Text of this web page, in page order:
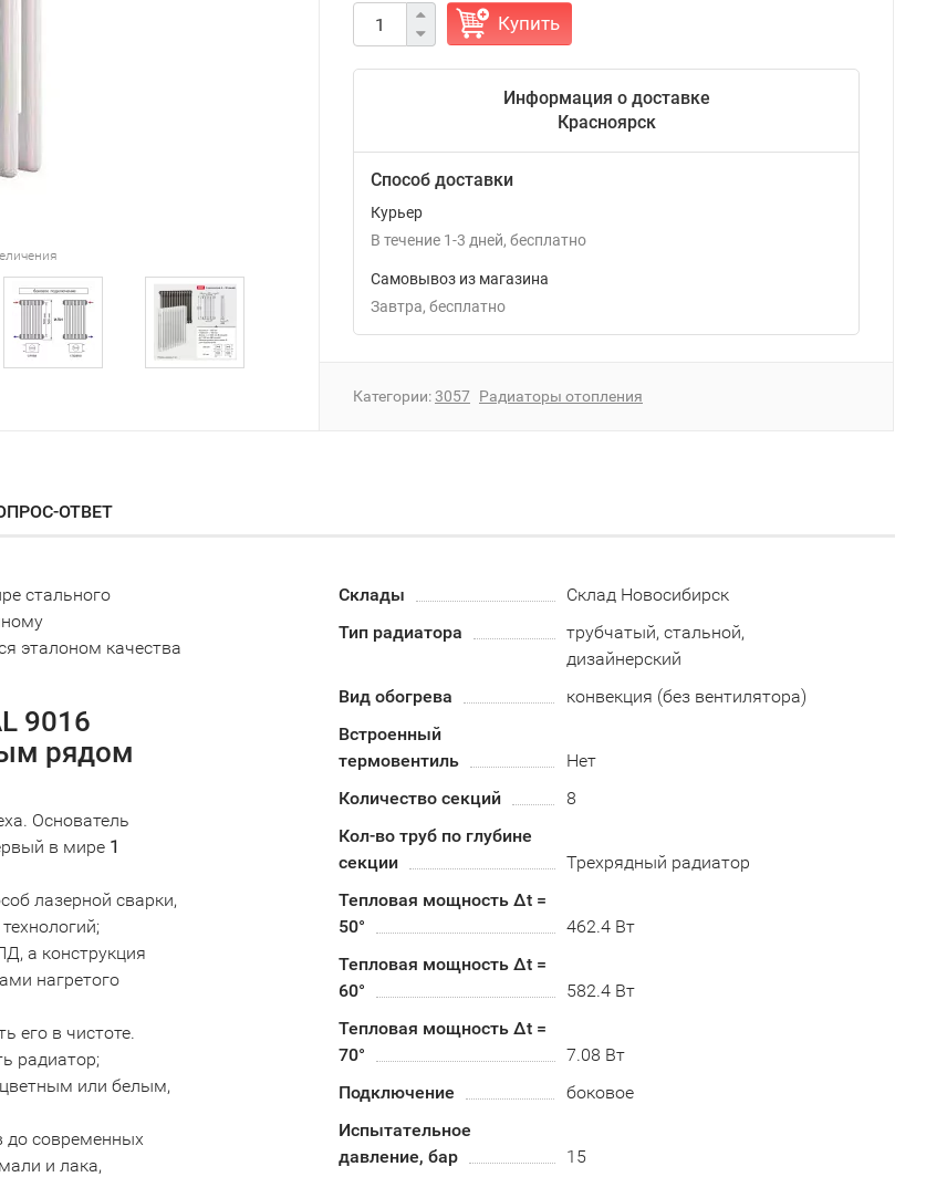
Купить
Информация о доставке
Красноярск
Способ доставки
Курьер
В течение 1-3 дней Бесплатно
Самовывоз из магазина
Завтра
Бесплатно
Категории:3057 Радиаторы отопления
ОТВЕТ
стального
эталоном качества
9016
рядом
Основатель
в мире 1
лазерной сварки,
а конструкция
нагретого
его в чистоте.
радиатор;
или белым,
до современных
и лака,
Склады
Склад Новосибирск
Тип радиатора
трубчатый, стальной,
дизайнерский
Вид обогрева
конвекция (без вентилятора)
Встроенный
термовентиль
Нет
Количество секций
8
Кол-во труб по глубине
секции
Трехрядный радиатор
Тепловая мощность Δt =
50°
462.4 Вт
Тепловая мощность Δt =
60°
582.4 Вт
Тепловая мощность Δt =
70°
7.08 Вт
Подключение
боковое
Испытательное
давление, бар
15